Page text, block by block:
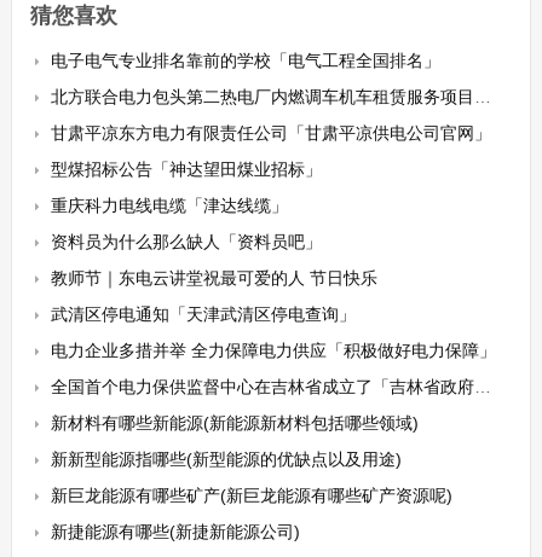
猜您喜欢
电子电气专业排名靠前的学校「电气工程全国排名」
北方联合电力包头第二热电厂内燃调车机车租赁服务项目招标公告
甘肃平凉东方电力有限责任公司「甘肃平凉供电公司官网」
型煤招标公告「神达望田煤业招标」
重庆科力电线电缆「津达线缆」
资料员为什么那么缺人「资料员吧」
教师节｜东电云讲堂祝最可爱的人 节日快乐
武清区停电通知「天津武清区停电查询」
电力企业多措并举 全力保障电力供应「积极做好电力保障」
全国首个电力保供监督中心在吉林省成立了「吉林省政府官网」
新材料有哪些新能源(新能源新材料包括哪些领域)
新新型能源指哪些(新型能源的优缺点以及用途)
新巨龙能源有哪些矿产(新巨龙能源有哪些矿产资源呢)
新捷能源有哪些(新捷新能源公司)